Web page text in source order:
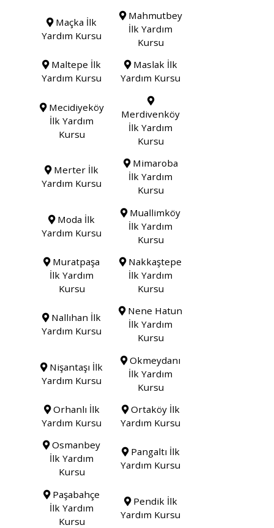
Maçka İlk
Yardım Kursu
Mahmutbey
İlk Yardım
Kursu
Maltepe İlk
Yardım Kursu
Maslak İlk
Yardım Kursu
Mecidiyeköy
İlk Yardım
Kursu
Merdivenköy
İlk Yardım
Kursu
Merter İlk
Yardım Kursu
Mimaroba
İlk Yardım
Kursu
Moda İlk
Yardım Kursu
Muallimköy
İlk Yardım
Kursu
Muratpaşa
İlk Yardım
Kursu
Nakkaştepe
İlk Yardım
Kursu
Nallıhan İlk
Yardım Kursu
Nene Hatun
İlk Yardım
Kursu
Nişantaşı İlk
Yardım Kursu
Okmeydanı
İlk Yardım
Kursu
Orhanlı İlk
Yardım Kursu
Ortaköy İlk
Yardım Kursu
Osmanbey
İlk Yardım
Kursu
Pangaltı İlk
Yardım Kursu
Paşabahçe
İlk Yardım
Kursu
Pendik İlk
Yardım Kursu